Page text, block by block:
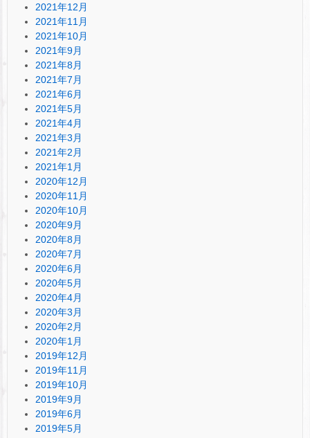
2021年12月
2021年11月
2021年10月
2021年9月
2021年8月
2021年7月
2021年6月
2021年5月
2021年4月
2021年3月
2021年2月
2021年1月
2020年12月
2020年11月
2020年10月
2020年9月
2020年8月
2020年7月
2020年6月
2020年5月
2020年4月
2020年3月
2020年2月
2020年1月
2019年12月
2019年11月
2019年10月
2019年9月
2019年6月
2019年5月